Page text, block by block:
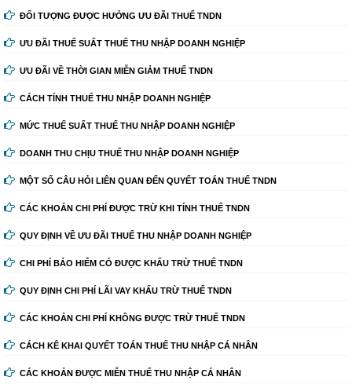
ĐỐI TƯỢNG ĐƯỢC HƯỞNG ƯU ĐÃI THUẾ TNDN
ƯU ĐÃI THUẾ SUẤT THUẾ THU NHẬP DOANH NGHIỆP
ƯU ĐÃI VỀ THỜI GIAN MIỄN GIẢM THUẾ TNDN
CÁCH TÍNH THUẾ THU NHẬP DOANH NGHIỆP
MỨC THUẾ SUẤT THUẾ THU NHẬP DOANH NGHIỆP
DOANH THU CHỊU THUẾ THU NHẬP DOANH NGHIỆP
MỘT SỐ CÂU HỎI LIÊN QUAN ĐẾN QUYẾT TOÁN THUẾ TNDN
CÁC KHOẢN CHI PHÍ ĐƯỢC TRỪ KHI TÍNH THUẾ TNDN
QUY ĐỊNH VỀ ƯU ĐÃI THUẾ THU NHẬP DOANH NGHIỆP
CHI PHÍ BẢO HIỂM CÓ ĐƯỢC KHẤU TRỪ THUẾ TNDN
QUY ĐỊNH CHI PHÍ LÃI VAY KHẤU TRỪ THUẾ TNDN
CÁC KHOẢN CHI PHÍ KHÔNG ĐƯỢC TRỪ THUẾ TNDN
CÁCH KÊ KHAI QUYẾT TOÁN THUẾ THU NHẬP CÁ NHÂN
CÁC KHOẢN ĐƯỢC MIỄN THUẾ THU NHẬP CÁ NHÂN